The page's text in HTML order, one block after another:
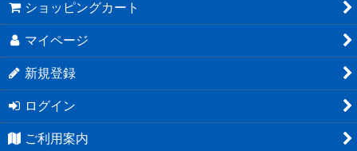
ショッピングカート
マイページ
新規登録
ログイン
ご利用案内